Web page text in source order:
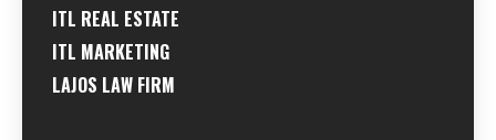
ITL REAL ESTATE
ITL MARKETING
LAJOS LAW FIRM